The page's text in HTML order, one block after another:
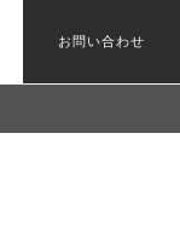
お問い合わせ